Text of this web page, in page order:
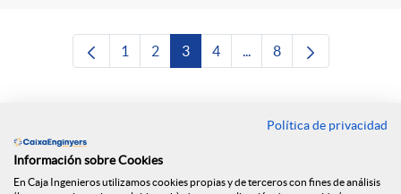
Página
1 Página
2 Página
3 Página
4 ...Páginas intermedias Use
Página
8
Política de privacidad
Información sobre Cookies
En Caja Ingenieros utilizamos cookies propias y de terceros con fines de análisis